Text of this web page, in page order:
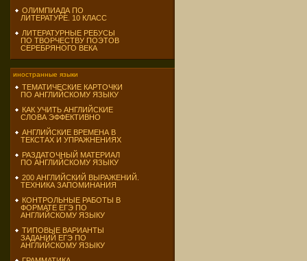
ОЛИМПИАДА ПО
ЛИТЕРАТУРЕ. 10 КЛАСС
ЛИТЕРАТУРНЫЕ РЕБУСЫ
ПО ТВОРЧЕСТВУ ПОЭТОВ
СЕРЕБРЯНОГО ВЕКА
иностранные языки
ТЕМАТИЧЕСКИЕ КАРТОЧКИ
ПО АНГЛИЙСКОМУ ЯЗЫКУ
КАК УЧИТЬ АНГЛИЙСКИЕ
СЛОВА ЭФФЕКТИВНО
АНГЛИЙСКИЕ ВРЕМЕНА В
ТЕКСТАХ И УПРАЖНЕНИЯХ
РАЗДАТОЧНЫЙ МАТЕРИАЛ
ПО АНГЛИЙСКОМУ ЯЗЫКУ
200 АНГЛИЙСКИЙ ВЫРАЖЕНИЙ.
ТЕХНИКА ЗАПОМИНАНИЯ
КОНТРОЛЬНЫЕ РАБОТЫ В
ФОРМАТЕ ЕГЭ ПО
АНГЛИЙСКОМУ ЯЗЫКУ
ТИПОВЫЕ ВАРИАНТЫ
ЗАДАНИЙ ЕГЭ ПО
АНГЛИЙСКОМУ ЯЗЫКУ